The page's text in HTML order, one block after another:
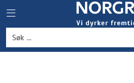
Toggle navigation
Grønnsaker